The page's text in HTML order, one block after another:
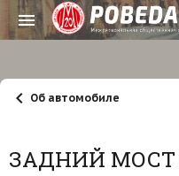
Об автомобиле
ЗАДНИЙ